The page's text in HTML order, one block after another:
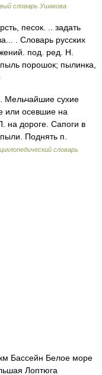
словарь Ушакова
песок. .. задать
. Словарь русских
под. ред. Н.
порошок; пылинка,
сухие
или осевшие на
на дороге. Сапоги в
Поднять п.
словарь
Бассейн Белое море
Лоптюга